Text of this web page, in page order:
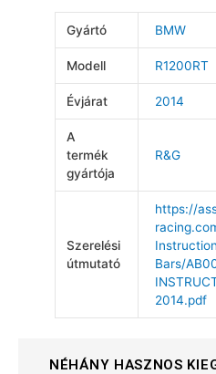
Gyártó BMW
Modell R1200RT
Évjárat 2014
A
termék
gyártója
R&G
Szerelési
útmutató
https://
Bars/
2014.pdf
NÉHÁNY HASZNOS